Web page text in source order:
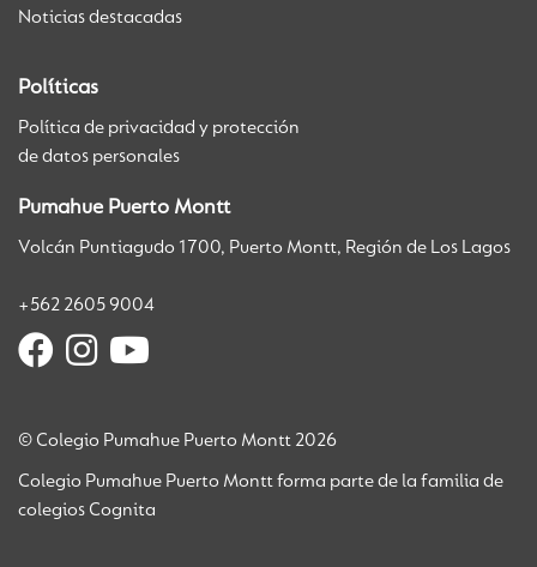
Noticias destacadas
Políticas
Política de privacidad y protección
de datos personales
Pumahue Puerto Montt
Volcán Puntiagudo 1700, Puerto Montt, Región de Los Lagos
+562 2605 9004
© Colegio Pumahue Puerto Montt 2026
Colegio Pumahue Puerto Montt forma parte de la familia de
colegios Cognita